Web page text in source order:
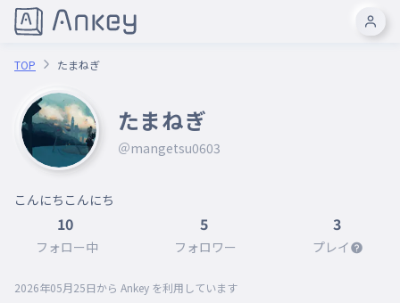
TOP たまねぎ
たまねぎ
＠mangetsu0603
こんにちこんにち
10
フォロー中
5
フォロワー
3
プレイ
2026年05月25日から Ankey を利用しています